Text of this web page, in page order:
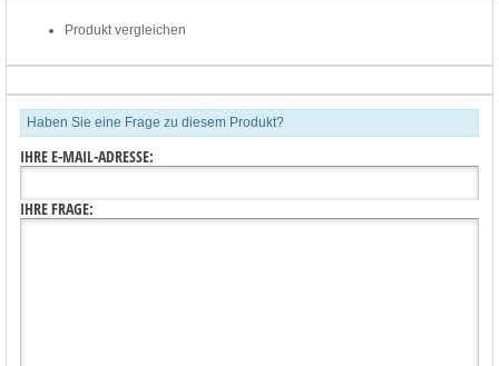
Produkt vergleichen
Haben Sie eine Frage zu diesem Produkt?
IHRE E-MAIL-ADRESSE:
IHRE FRAGE: